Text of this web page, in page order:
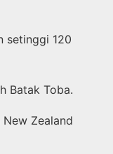
setinggi 120
Batak Toba.
Zealand